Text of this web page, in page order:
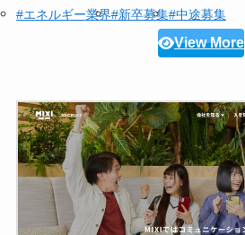
#エネルギー業界#新卒募集#中途募集
View More